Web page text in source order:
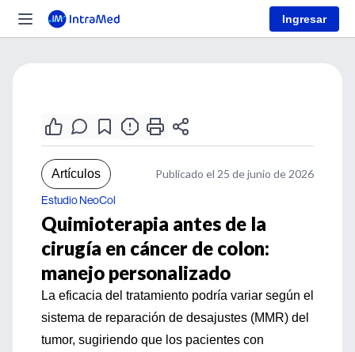
Ingresar
Artículos Publicado el 25 de junio de 2026
Estudio NeoCol
Quimioterapia antes de la
cirugía en cáncer de colon:
manejo personalizado
La eficacia del tratamiento podría variar según el
sistema de reparación de desajustes (MMR) del
tumor, sugiriendo que los pacientes con